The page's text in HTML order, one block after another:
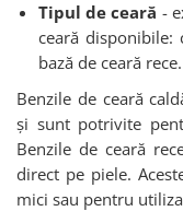
Tipul de ceară -
ceară disponibile:
bază de ceară rece.
Benzile de ceară
și sunt potrivite
Benzile de ceară
direct pe piele.
mici sau pentru